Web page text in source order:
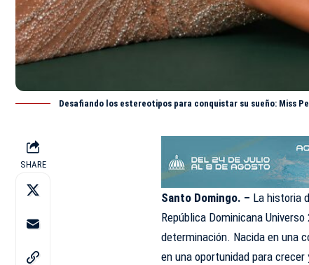
Desafiando los estereotipos para conquistar su sueño: Miss
SHARE
Santo Domingo. – La historia
República Dominicana
determinación. Nacida en una
en una oportunidad para